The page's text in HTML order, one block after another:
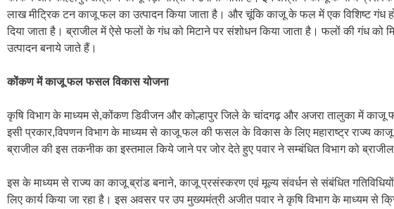
लाख मीट्रिक टन काजू फल का उत्पादन किया जाता है। और चूंकि काजू के फल में एक विशिष्ट गंध
दिया जाता है। ब्राजील में ऐसे फलों के गंध को मिटाने पर संशोधन किया जाता है। फलों की गंध को
उत्पादन बनाये जाते हैं।
कोंकण में काजू फल फसल विकास योजना
कृषि विभाग के माध्यम से,कोंकण डिवीजन और कोल्हापुर जिले के चांदगढ़ और अजरा तालुका में
इसी प्रकार,विपणन विभाग के माध्यम से काजू फल की फसल के विकास के लिए महाराष्ट्र राज्य
ब्राजील की इस तकनीक का इस्तमाल किये जाने पर जोर देते हुए पवार ने सम्बंधित विभाग को
इस के माध्यम से राज्य का काजू ब्रांड बनाने, काजू प्रसंस्करण एवं मूल्य संवर्धन से संबंधित
लिए कार्य किया जा रहा है। इस अवसर पर उप मुख्यमंत्री अजीत पवार ने कृषि विभाग के माध्यम से